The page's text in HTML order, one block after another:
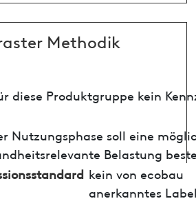
Methodik
diese Produktgruppe kein
Nutzungsphase soll eine
Belastung
kein von ecobau
anerkanntes